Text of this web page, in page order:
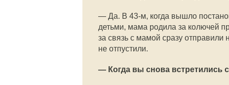
— Да. В 43-м, когда вышло
детьми, мама родила за колючей
за связь с мамой сразу
не отпустили.
— Когда вы снова встретились